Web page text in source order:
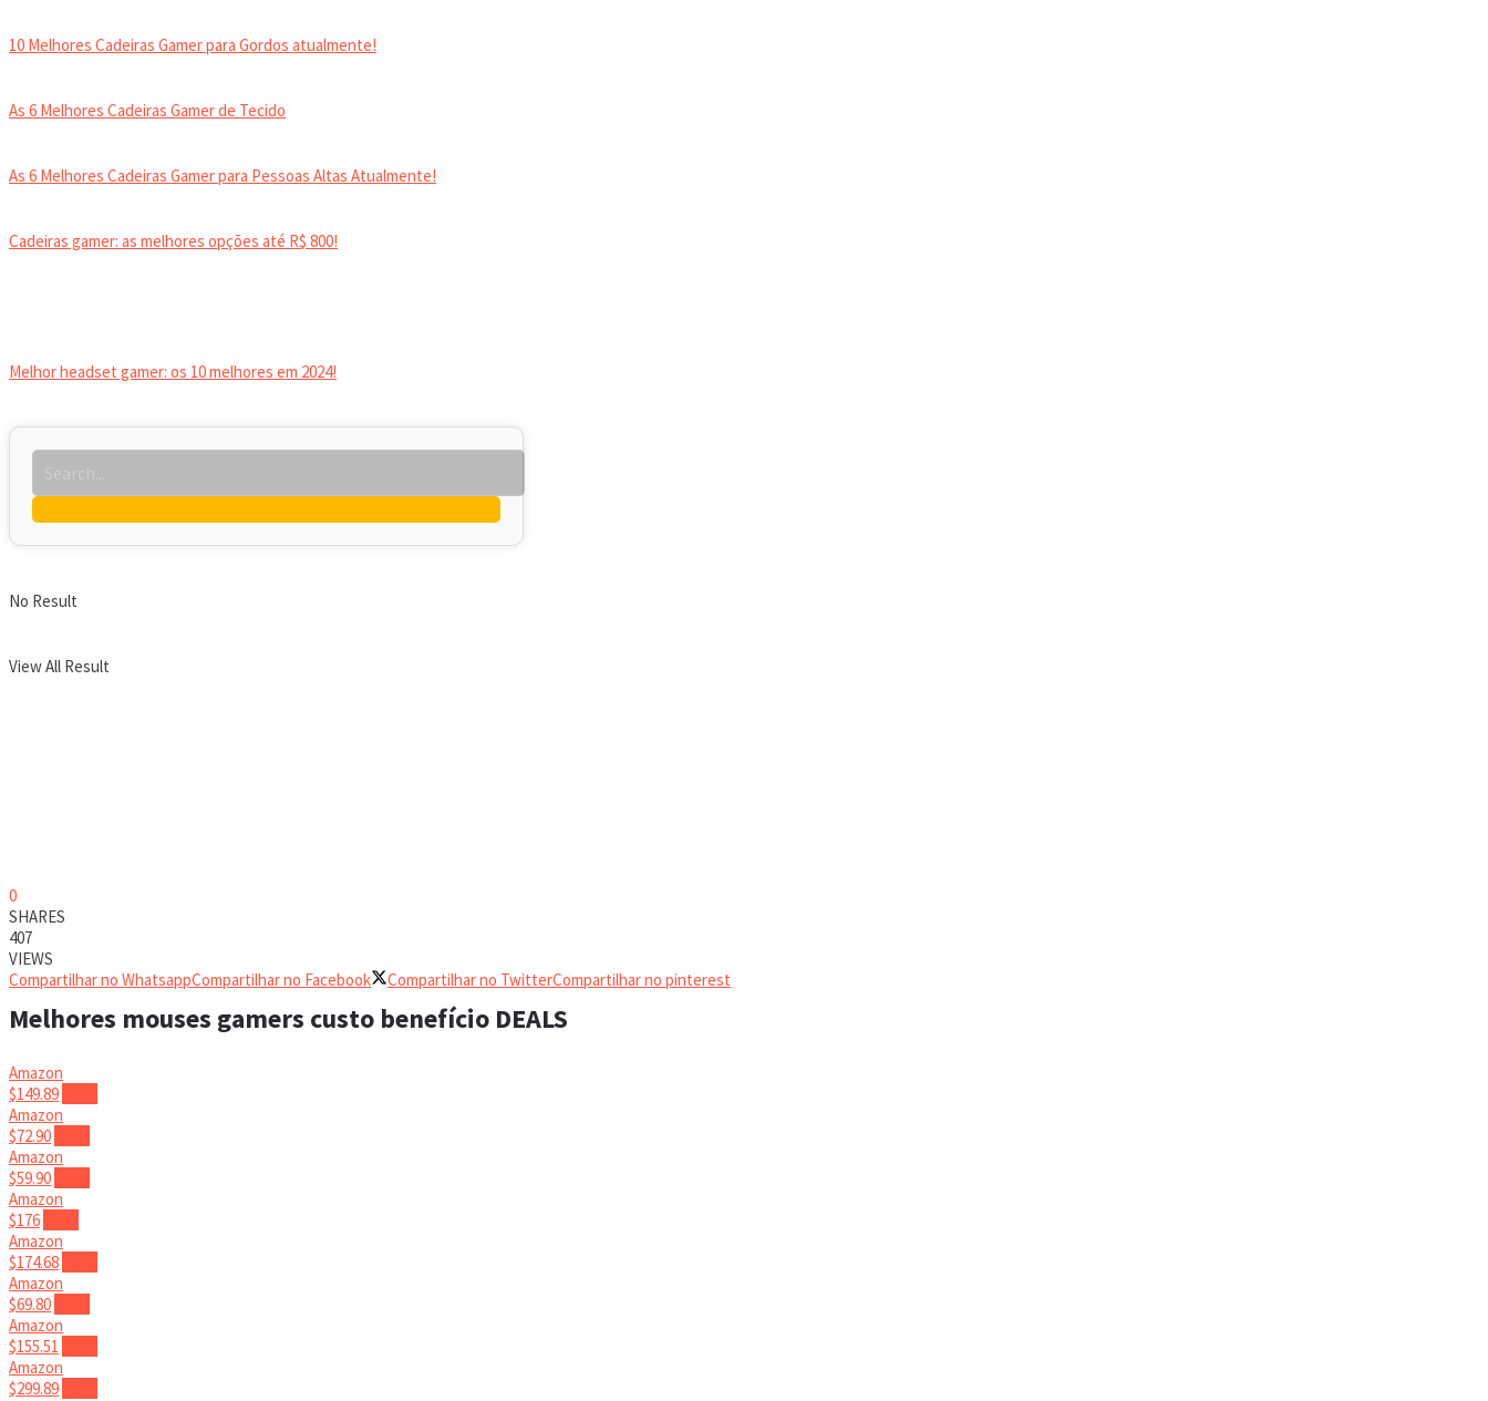
10 Melhores Cadeiras Gamer para Gordos atualmente!
As 6 Melhores Cadeiras Gamer de Tecido
As 6 Melhores Cadeiras Gamer para Pessoas Altas Atualmente!
Cadeiras gamer: as melhores opções até R$ 800!
Melhor headset gamer: os 10 melhores em 2024!
No Result
View All Result
0
SHARES
407
VIEWS
Compartilhar no WhatsappCompartilhar no Facebook Compartilhar no TwitterCompartilhar no pinterest
Melhores mouses gamers custo benefício DEALS
Amazon
$149.89
Amazon
$72.90
Amazon
$59.90
Amazon
$176
Amazon
$174.68
Amazon
$69.80
Amazon
$155.51
Amazon
$299.89